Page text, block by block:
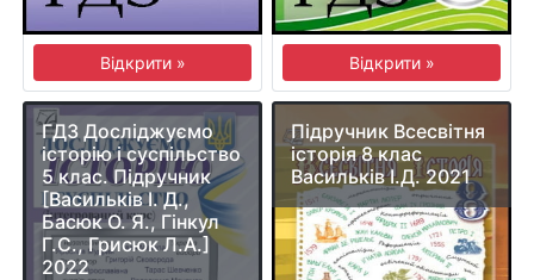
Відкрити » Відкрити »
ГДЗ Досліджуємо
історію і суспільство
5 клас. Підручник
[Васильків І. Д.,
Басюк О. Я., Гінкул
Г.С., Грисюк Л.А.]
2022
Підручник Всесвітня
історія 8 клас
Васильків І.Д. 2021